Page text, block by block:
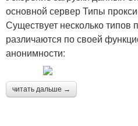
основной сервер Типы
Существует несколько типов
различаются по своей
анонимности:
читать дальше →